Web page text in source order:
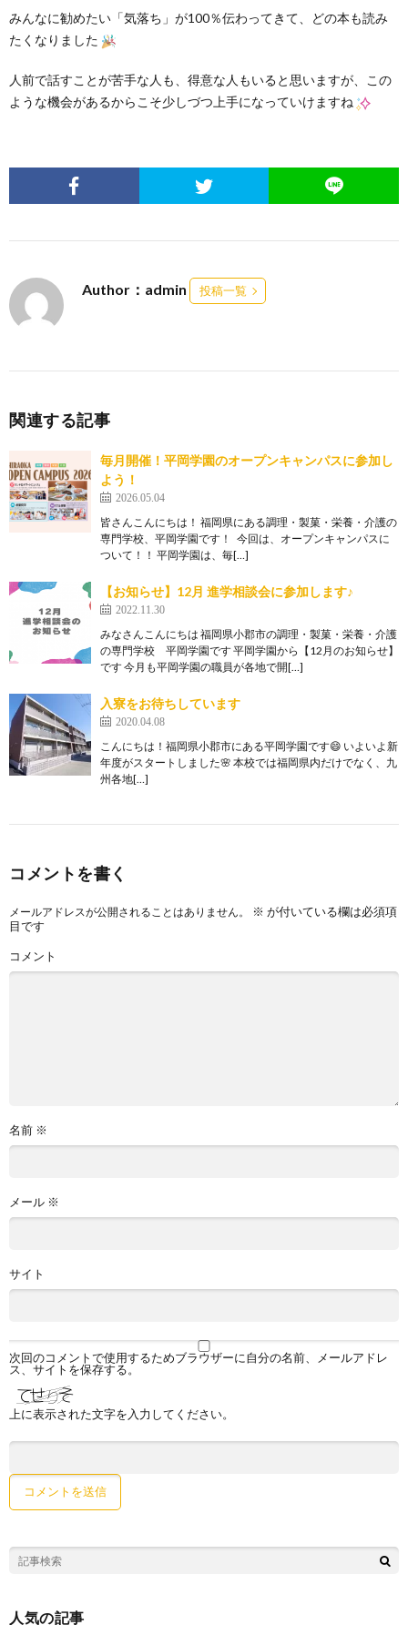
みんなに勧めたい「気落ち」が100％伝わってきて、どの本も読み
たくなりました
人前で話すことが苦手な人も、得意な人もいると思いますが、この
ような機会があるからこそ少しづつ上手になっていけますね
Author：admin 投稿一覧
関連する記事
毎月開催！平岡学園のオープンキャンパスに参加し
よう！
2026.05.04
皆さんこんにちは！ 福岡県にある調理・製菓・栄養・介護の
専門学校、平岡学園です！ 今回は、オープンキャンパスに
ついて！！ 平岡学園は、毎[…]
【お知らせ】12月 進学相談会に参加します♪
2022.11.30
みなさんこんにちは 福岡県小郡市の調理・製菓・栄養・介護
の専門学校 平岡学園です 平岡学園から【12月のお知らせ】
です 今月も平岡学園の職員が各地で開[…]
入寮をお待ちしています
2020.04.08
こんにちは！福岡県小郡市にある平岡学園です😄 いよいよ新
年度がスタートしました🌸 本校では福岡県内だけでなく、九
州各地[…]
コメントを書く
メールアドレスが公開されることはありません。 ※ が付いている欄は必須項
目です
コメント
名前 ※
メール ※
サイト
次回のコメントで使用するためブラウザーに自分の名前、メールアドレ
ス、サイトを保存する。
上に表示された文字を入力してください。
人気の記事